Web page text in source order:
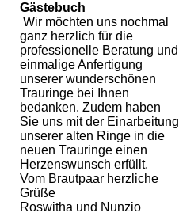
Gästebuch
Wir möchten uns nochmal
ganz herzlich für die
professionelle Beratung und
einmalige Anfertigung
unserer wunderschönen
Trauringe bei Ihnen
bedanken. Zudem haben
Sie uns mit der Einarbeitung
unserer alten Ringe in die
neuen Trauringe einen
Herzenswunsch erfüllt.
Vom Brautpaar herzliche
Grüße
Roswitha und Nunzio